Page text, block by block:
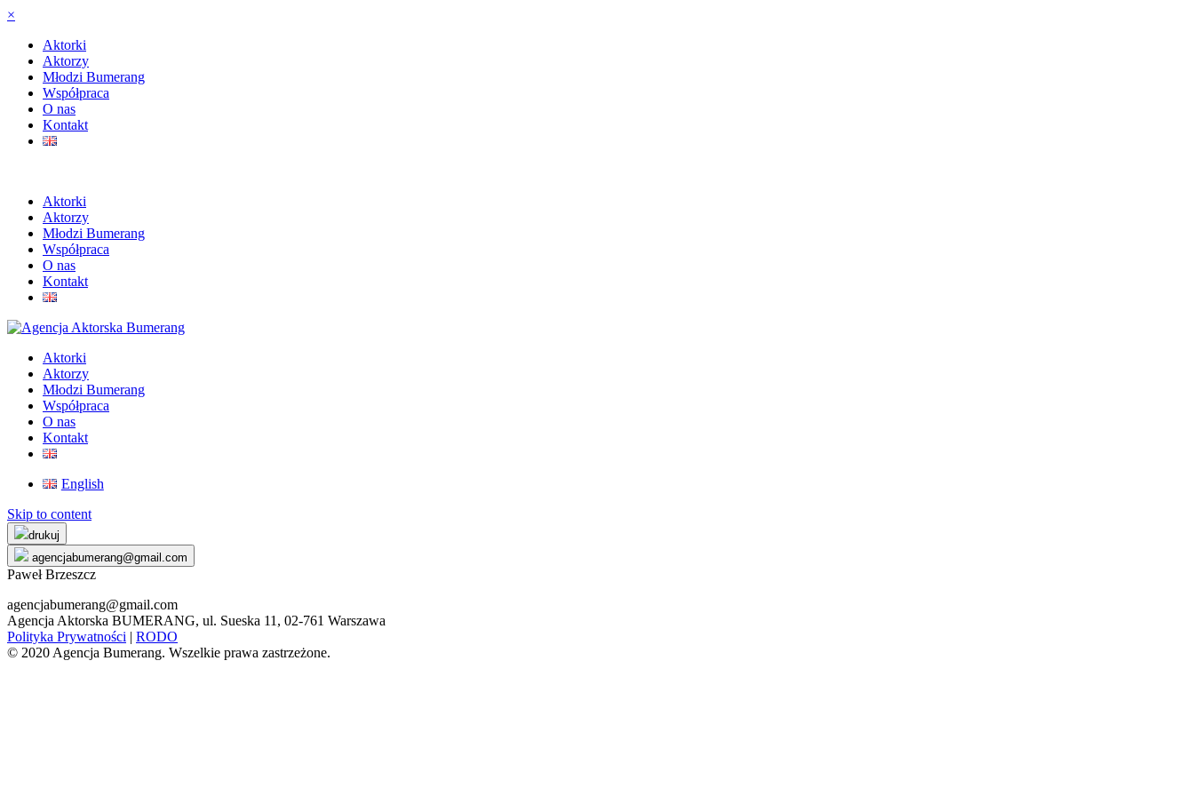
×
Aktorki
Aktorzy
Młodzi Bumerang
Współpraca
O nas
Kontakt
Aktorki
Aktorzy
Młodzi Bumerang
Współpraca
O nas
Kontakt
Aktorki
Aktorzy
Młodzi Bumerang
Współpraca
O nas
Kontakt
English
Skip to content
drukuj
agencjabumerang@gmail.com
Paweł Brzeszcz
agencjabumerang@gmail.com
Agencja Aktorska BUMERANG, ul. Sueska 11, 02-761 Warszawa
Polityka Prywatności | RODO
© 2020 Agencja Bumerang. Wszelkie prawa zastrzeżone.